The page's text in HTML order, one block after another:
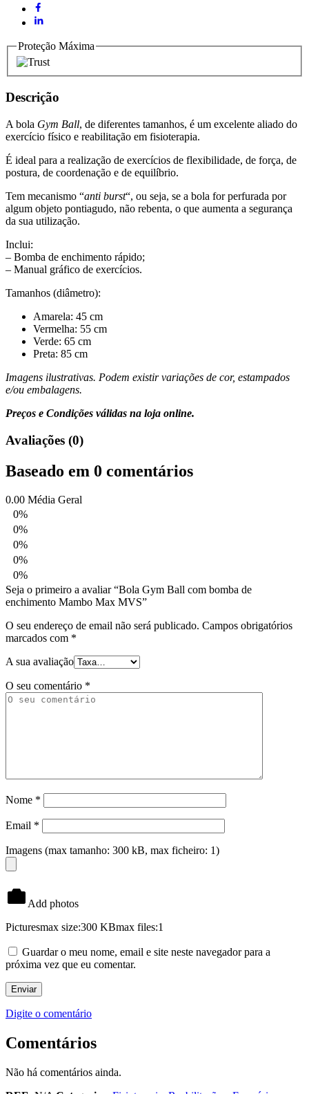
Mambo
Max
quantidade
Proteção Máxima
Descrição
A bola Gym Ball, de diferentes tamanhos, é um excelente aliado do
exercício físico e reabilitação em fisioterapia.
É ideal para a realização de exercícios de flexibilidade, de força, de
postura, de coordenação e de equilíbrio.
Tem mecanismo “anti burst“, ou seja, se a bola for perfurada por
algum objeto pontiagudo, não rebenta, o que aumenta a segurança
da sua utilização.
Inclui:
– Bomba de enchimento rápido;
– Manual gráfico de exercícios.
Tamanhos (diâmetro):
Amarela: 45 cm
Vermelha: 55 cm
Verde: 65 cm
Preta: 85 cm
Imagens ilustrativas. Podem existir variações de cor, estampados
e/ou embalagens.
Preços e Condições válidas na loja online.
Avaliações (0)
Baseado em 0 comentários
0.00 Média Geral
0%
0%
0%
0%
0%
Seja o primeiro a avaliar “Bola Gym Ball com bomba de
enchimento Mambo Max MVS”
O seu endereço de email não será publicado. Campos obrigatórios
marcados com *
A sua avaliação
O seu comentário *
Nome *
Email *
Imagens (max tamanho: 300 kB, max ficheiro: 1)
Add photos
Picturesmax size:300 KBmax files:1
Guardar o meu nome, email e site neste navegador para a
próxima vez que eu comentar.
Digite o comentário
Comentários
Não há comentários ainda.